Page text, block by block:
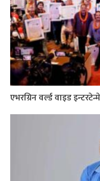
एभरग्रिन वर्ल्ड वाइड